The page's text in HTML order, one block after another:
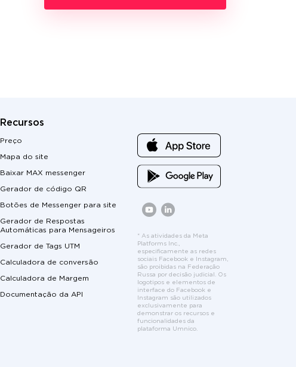
Recursos
Preço
Mapa do site
Baixar MAX messenger
Gerador de código QR
Botões de Messenger para site
Gerador de Respostas
Automáticas para Mensageiros
Gerador de Tags UTM
Calculadora de conversão
Calculadora de Margem
Documentação da API
* As atividades da Meta
Platforms Inc.,
especificamente as redes
sociais Facebook e Instagram,
são proibidas na Federação
Russa por decisão judicial. Os
logotipos e elementos de
interface do Facebook e
Instagram são utilizados
exclusivamente para
demonstrar os recursos e
funcionalidades da
plataforma Umnico.